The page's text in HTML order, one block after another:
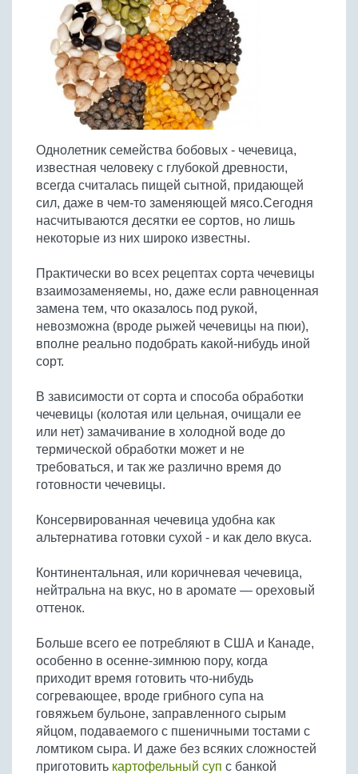
Из яиц и другие
Холодные супы
Супы-пюре
Молочные супы
Сладкие супы
Отварное мясо
Запеченное мясо
Тушеное мясо
Из мясного фарша
Из субпродуктов
Жареная рыба
Отварная и паровая
Запеченная рыба
Тушеная рыба
Из рыбного фарша
Морепродукты
Суши и роллы
Вся птица
Жареная птица
Отварная птица
Запеченная птица
Тушеная птица
Из фарша птицы
Из субпродуктов птицы
Овощи
Все овощи
Жареные овощи
Отварные овощи
Запеченные овощи
Выпечка
Вся выпечка
Торты и пирожные
Пироги и пирожки
Кексы и маффины
Печенье и булочки
Блины и оладьи
Кремы
Соусы
Все соусы
Соусы к мясу
Соусы к рыбе
Соусы к овощам
Другие соусы
Все напитки
Алкогольные напитки
Безалкогольные напитки
Заготовки
Все заготовки
Ягоды и фрукты
Грибы
Десерты
Конфеты и сладости
Ещё...
Пельмени, вареники
Макароны
Грибы
Бобовые
Яйца
Крупы
Однолетник семейства бобовых - чечевица,
известная человеку с глубокой древности,
всегда считалась пищей сытной, придающей
сил, даже в чем-то заменяющей мясо.Сегодня
насчитываются десятки ее сортов, но лишь
некоторые из них широко известны.
Практически во всех рецептах сорта чечевицы
взаимозаменяемы, но, даже если равноценная
замена тем, что оказалось под рукой,
невозможна (вроде рыжей чечевицы на пюи),
вполне реально подобрать какой-нибудь иной
сорт.
В зависимости от сорта и способа обработки
чечевицы (колотая или цельная, очищали ее
или нет) замачивание в холодной воде до
термической обработки может и не
требоваться, и так же различно время до
готовности чечевицы.
Консервированная чечевица удобна как
альтернатива готовки сухой - и как дело вкуса.
Континентальная, или коричневая чечевица,
нейтральна на вкус, но в аромате — ореховый
оттенок.
Больше всего ее потребляют в США и Канаде,
особенно в осенне-зимнюю пору, когда
приходит время готовить что-нибудь
согревающее, вроде грибного супа на
говяжьем бульоне, заправленного сырым
яйцом, подаваемого с пшеничными тостами с
ломтиком сыра. И даже без всяких сложностей
приготовить картофельный суп с банкой